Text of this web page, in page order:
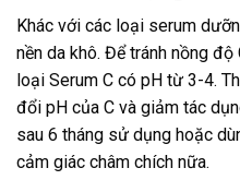
Khác với các loại serum
nền da khô. Để tránh nồng
loại Serum C có pH từ 3-4.
đổi pH của C và giảm tác
sau 6 tháng sử dụng hoặc
cảm giác châm chích nữa.